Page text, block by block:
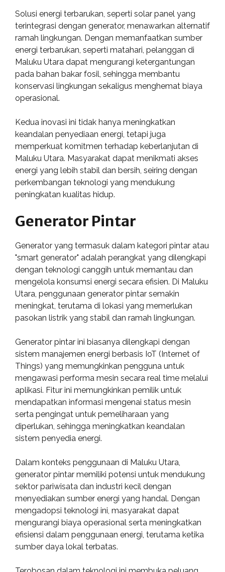
Solusi energi terbarukan, seperti solar panel yang
terintegrasi dengan generator, menawarkan alternatif
ramah lingkungan. Dengan memanfaatkan sumber
energi terbarukan, seperti matahari, pelanggan di
Maluku Utara dapat mengurangi ketergantungan
pada bahan bakar fosil, sehingga membantu
konservasi lingkungan sekaligus menghemat biaya
operasional.
Kedua inovasi ini tidak hanya meningkatkan
keandalan penyediaan energi, tetapi juga
memperkuat komitmen terhadap keberlanjutan di
Maluku Utara. Masyarakat dapat menikmati akses
energi yang lebih stabil dan bersih, seiring dengan
perkembangan teknologi yang mendukung
peningkatan kualitas hidup.
Generator Pintar
Generator yang termasuk dalam kategori pintar atau
"smart generator" adalah perangkat yang dilengkapi
dengan teknologi canggih untuk memantau dan
mengelola konsumsi energi secara efisien. Di Maluku
Utara, penggunaan generator pintar semakin
meningkat, terutama di lokasi yang memerlukan
pasokan listrik yang stabil dan ramah lingkungan.
Generator pintar ini biasanya dilengkapi dengan
sistem manajemen energi berbasis IoT (Internet of
Things) yang memungkinkan pengguna untuk
mengawasi performa mesin secara real time melalui
aplikasi. Fitur ini memungkinkan pemilik untuk
mendapatkan informasi mengenai status mesin
serta pengingat untuk pemeliharaan yang
diperlukan, sehingga meningkatkan keandalan
sistem penyedia energi.
Dalam konteks penggunaan di Maluku Utara,
generator pintar memiliki potensi untuk mendukung
sektor pariwisata dan industri kecil dengan
menyediakan sumber energi yang handal. Dengan
mengadopsi teknologi ini, masyarakat dapat
mengurangi biaya operasional serta meningkatkan
efisiensi dalam penggunaan energi, terutama ketika
sumber daya lokal terbatas.